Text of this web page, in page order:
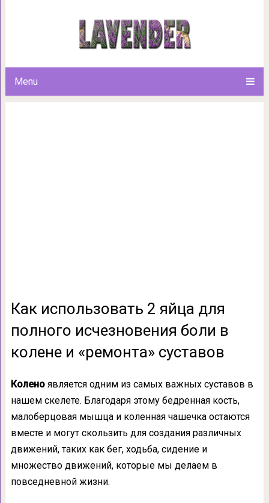
Menu
Как использовать 2 яйца
колене и
Как использовать 2 яйца для
полного исчезновения боли в
колене и «ремонта» суставов
Колено является одним из самых важных суставов в
нашем скелете. Благодаря этому бедренная кость,
малоберцовая мышца и коленная чашечка остаются
вместе и могут скользить для создания различных
движений, таких как бег, ходьба, сидение и
множество движений, которые мы делаем в
повседневной жизни.